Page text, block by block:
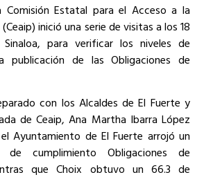
Comisión Estatal para el Acceso a la
inició una serie de visitas a los 18
para verificar los niveles de
publicación de las Obligaciones de
con los Alcaldes de El Fuerte y
de Ceaip, Ana Martha Ibarra López
Ayuntamiento de El Fuerte arrojó un
cumplimiento Obligaciones de
que Choix obtuvo un 66.3 de